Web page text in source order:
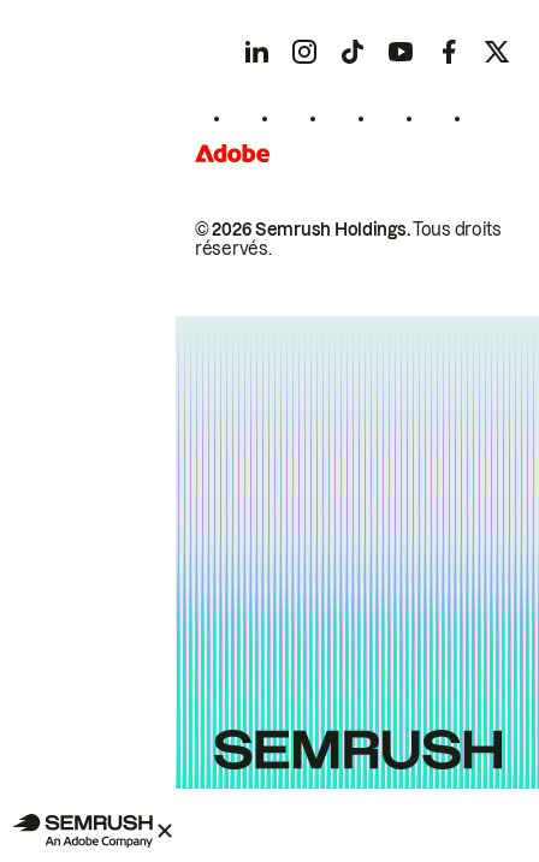
© 2026 Semrush Holdings.Tous droits
réservés.